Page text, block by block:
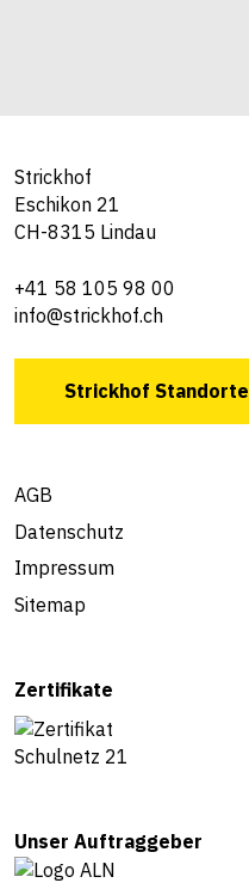
Strickhof
Eschikon 21
CH-8315 Lindau
+41 58 105 98 00
info@strickhof.ch
Strickhof Standorte
AGB
Datenschutz
Impressum
Sitemap
Zertifikate
Unser Auftraggeber